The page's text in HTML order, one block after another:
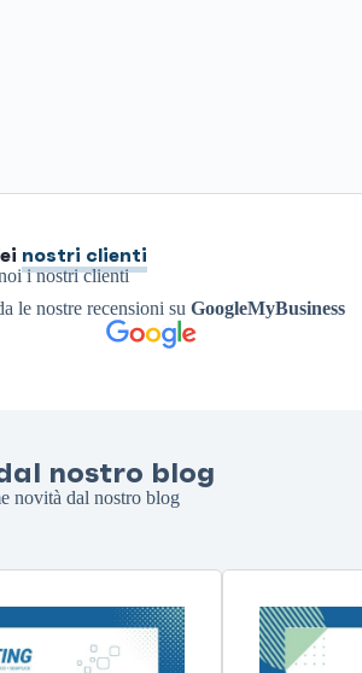
nostri clienti
i nostri clienti
le nostre recensioni suGoogleMyBusiness
nostro blog
novità dal nostro blog